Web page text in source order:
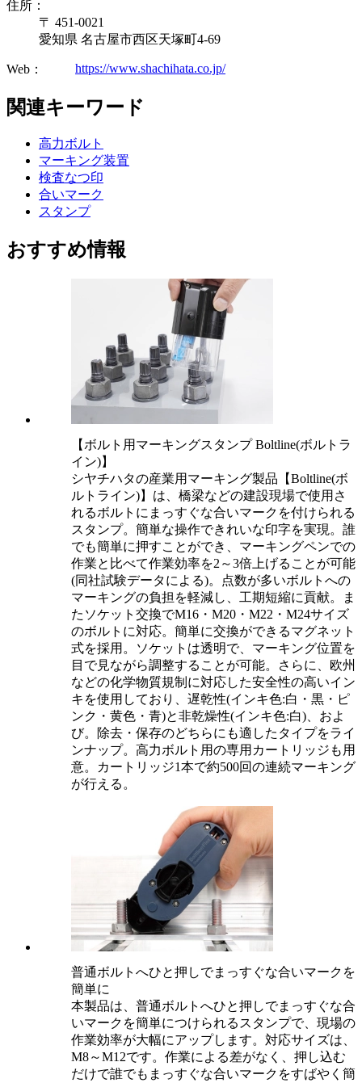
住所：
〒 451-0021
愛知県 名古屋市西区天塚町4-69
Web： https://www.shachihata.co.jp/
関連キーワード
高力ボルト
マーキング装置
検査なつ印
合いマーク
スタンプ
おすすめ情報
【ボルト用マーキングスタンプ Boltline(ボルトラ
イン)】
シヤチハタの産業用マーキング製品【Boltline(ボ
ルトライン)】は、橋梁などの建設現場で使用さ
れるボルトにまっすぐな合いマークを付けられる
スタンプ。簡単な操作できれいな印字を実現。誰
でも簡単に押すことができ、マーキングペンでの
作業と比べて作業効率を2～3倍上げることが可能
(同社試験データによる)。点数が多いボルトへの
マーキングの負担を軽減し、工期短縮に貢献。ま
たソケット交換でM16・M20・M22・M24サイズ
のボルトに対応。簡単に交換ができるマグネット
式を採用。ソケットは透明で、マーキング位置を
目で見ながら調整することが可能。さらに、欧州
などの化学物質規制に対応した安全性の高いイン
キを使用しており、遅乾性(インキ色:白・黒・ピ
ンク・黄色・青)と非乾燥性(インキ色:白)、およ
び。除去・保存のどちらにも適したタイプをライ
ンナップ。高力ボルト用の専用カートリッジも用
意。カートリッジ1本で約500回の連続マーキング
が行える。
普通ボルトへひと押しでまっすぐな合いマークを
簡単に
本製品は、普通ボルトへひと押しでまっすぐな合
いマークを簡単につけられるスタンプで、現場の
作業効率が大幅にアップします。対応サイズは、
M8～M12です。作業による差がなく、押し込む
だけで誰でもまっすぐな合いマークをすばやく簡